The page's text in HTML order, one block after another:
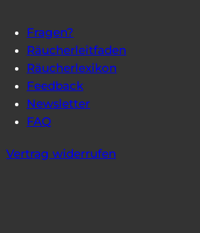
Fragen?
Räucherleitfaden
Räucherlexikon
Feedback
Newsletter
FAQ
Vertrag widerrufen